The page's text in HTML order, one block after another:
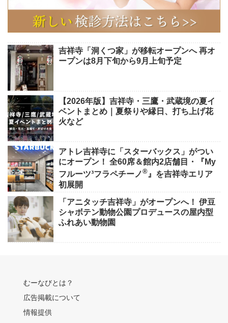
吉祥寺「洞くつ家」が移転オープンへ 再オ
ープンは8月下旬から9月上旬予定
【2026年版】吉祥寺・三鷹・武蔵境の夏イ
ベントまとめ｜夏祭りや縁日、打ち上げ花
火など
アトレ吉祥寺に「スターバックス」がつい
にオープン！ 全60席＆館内2店舗目・『My
フルーツ³フラペチーノ®』を吉祥寺エリア
初展開
「アニタッチ吉祥寺」がオープンへ！ 伊豆
シャボテン動物公園プロデュースの屋内型
ふれあい動物園
むーなびとは？
広告掲載について
情報提供